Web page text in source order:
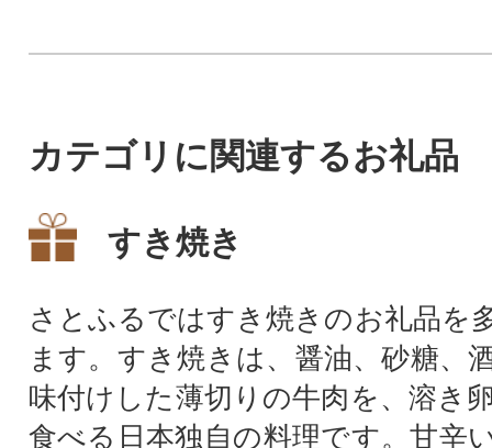
カテゴリに関連するお礼品
すき焼き
さとふるではすき焼きのお礼品を
ます。すき焼きは、醤油、砂糖、
味付けした薄切りの牛肉を、溶き
食べる日本独自の料理です。甘辛